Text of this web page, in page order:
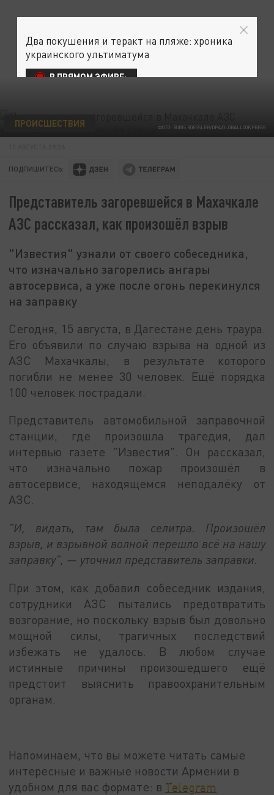
ФОТО: BORIS ROESSLER/DPA/GLOBALLOOKPRESS
ПРОИСШЕСТВИЯ
ПОДПИШИТЕСЬ:
Представитель загоревшейся в Махачкале
АЗС рассказал, как произошёл взрыв
"Известия" узнали от своего собеседника,
что изначально загорелись ангары
автосервиса, а уже после огонь перекинулся
на заправку
Сегодня, 15 августа, в Дагестане день траура.
Его объявили по случаю взрыва на одной из
АЗС Махачкалы, в результате которого
погибли не менее 30 человек. Ещё порядка
100 человек пострадали.
Представитель автомобильной заправочной
станции, где произошла трагедия, дал
интервью газете "Известия". Он рассказал,
что изначально пожар произошёл в
автосервисе, находящемся неподалёку от
АЗС.
"И, видать, там была селитра. Произошёл
взрыв, и взрывной волной перешло всё на нашу
заправку", — уточнил представитель заправки.
При этом, как добавил собеседник издания,
сотрудники АЗС пытались предотвратить
возгорание, но поскольку взрыв был довольно
мощной силы, трагичных последствий
избежать не удалось. В любом случае
истинные причины произошедшего ещё
предстоит выяснить правоохранительным
органам.
Напоминаем, что вы можете читать самые
интересные и важные новости Армении в
удобном для вас формате: в Telegram
Два покушения и теракт на пляже: хроника
украинского ультиматума
В ПРЯМОМ ЭФИРЕ: